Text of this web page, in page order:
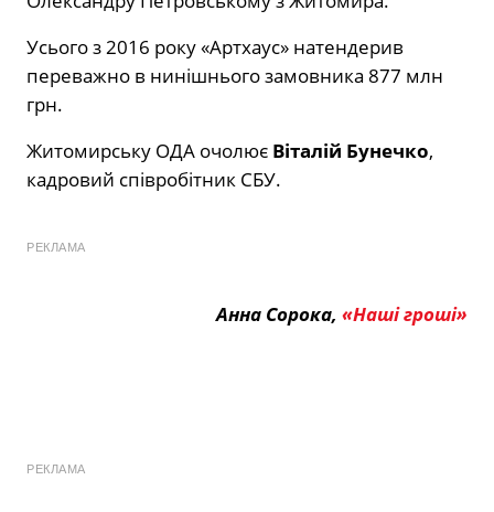
Усього з 2016 року «Артхаус» натендерив
переважно в нинішнього замовника 877 млн
грн.
Житомирську ОДА очолює Віталій Бунечко,
кадровий співробітник СБУ.
РЕКЛАМА
Анна Сорока, «Наші гроші»
РЕКЛАМА